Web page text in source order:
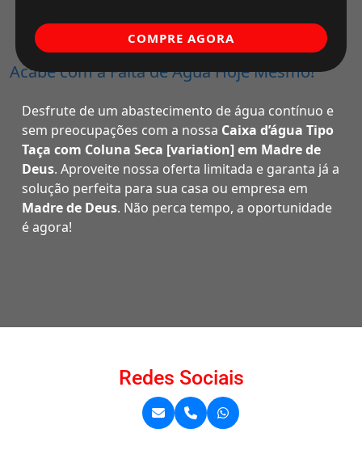
Acabe com a Falta de Água Hoje Mesmo!
Desfrute de um abastecimento de água contínuo e
sem preocupações com a nossa Caixa d’água Tipo
Taça com Coluna Seca [variation] em Madre de
Deus. Aproveite nossa oferta limitada e garanta já a
solução perfeita para sua casa ou empresa em
Madre de Deus. Não perca tempo, a oportunidade
é agora!
COMPRE AGORA
Redes Sociais